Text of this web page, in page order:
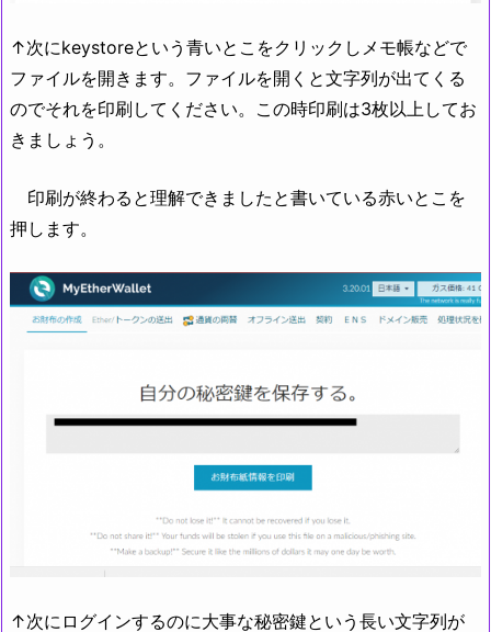
↑次にkeystoreという青いとこをクリックしメモ帳などで
ファイルを開きます。ファイルを開くと文字列が出てくる
のでそれを印刷してください。この時印刷は3枚以上してお
きましょう。
印刷が終わると理解できましたと書いている赤いとこを
押します。
↑次にログインするのに大事な秘密鍵という長い文字列が